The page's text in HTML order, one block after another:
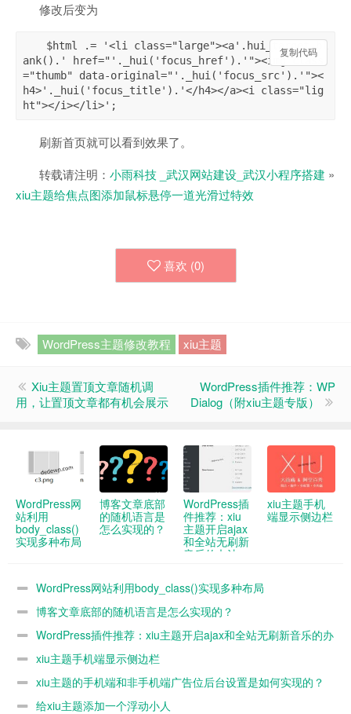
修改后变为
复制代码
复制代码
$html .= '<li class="large"><a'.hui_target_bl
ank().' href="'._hui('focus_href').'"><img class
="thumb" data-original="'._hui('focus_src').'"><
h4>'._hui('focus_title').'</h4></a><i class="lig
ht"></i></li>';
刷新首页就可以看到效果了。
转载请注明： 小雨科技 _武汉网站建设_武汉小程序搭建 »
xiu主题给焦点图添加鼠标悬停一道光滑过特效
喜欢 (0)
WordPress主题修改教程 xiu主题
Xiu主题置顶文章随机调
用，让置顶文章都有机会展示
WordPress插件推荐：WP
Dialog（附xiu主题专版）
WordPress网
站利用
body_class()
实现多种布局
博客文章底部
的随机语言是
怎么实现的？
WordPress插
件推荐：xiu
主题开启ajax
和全站无刷新
音乐的办法
xiu主题手机
端显示侧边栏
WordPress网站利用body_class()实现多种布局
博客文章底部的随机语言是怎么实现的？
WordPress插件推荐：xiu主题开启ajax和全站无刷新音乐的办
法 xiu主题手机端显示侧边栏
xiu主题的手机端和非手机端广告位后台设置是如何实现的？
给xiu主题添加一个浮动小人